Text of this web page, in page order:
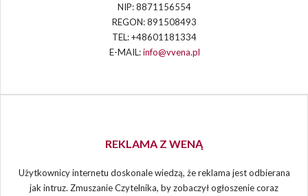
NIP: 8871156554
REGON: 891508493
TEL: +48601181334
E-MAIL:info@vvena.pl
REKLAMA Z WENĄ
Użytkownicy internetu doskonale wiedzą, że reklama jest odbierana
jak intruz. Zmuszanie Czytelnika, by zobaczył ogłoszenie coraz